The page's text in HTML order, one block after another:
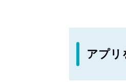
アプリ